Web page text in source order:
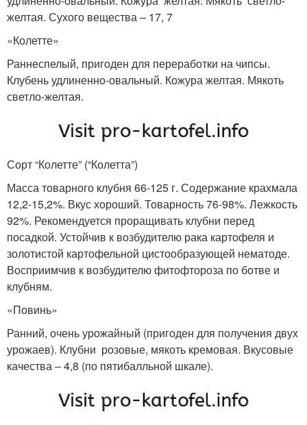
желтая. Сухого вещества – 17, 7
«Колетте»
Раннеспелый, пригоден для переработки на чипсы.
Клубень удлиненно-овальный. Кожура желтая. Мякоть
светло-желтая.
Сорт “Колетте” (“Колетта”)
Масса товарного клубня 66-125 г. Содержание крахмала
12,2-15,2%. Вкус хороший. Товарность 76-98%. Лежкость
92%. Рекомендуется проращивать клубни перед
посадкой. Устойчив к возбудителю рака картофеля и
золотистой картофельной цистообразующей нематоде.
Восприимчив к возбудителю фитофтороза по ботве и
клубням.
«Повинь»
Ранний, очень урожайный (пригоден для получения двух
урожаев). Клубни розовые, мякоть кремовая. Вкусовые
качества – 4,8 (по пятибалльной шкале).